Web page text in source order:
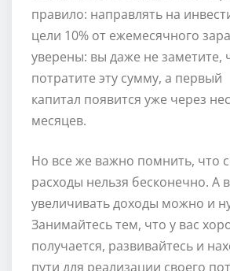
правило: направлять на
цели 10% от ежемесячного
уверены: вы даже не заметите,
потратите эту сумму, а первый
капитал появится уже через
месяцев.
Но все же важно помнить, что
расходы нельзя бесконечно. А
увеличивать доходы можно и
Занимайтесь тем, что у вас
получается, развивайтесь и
пути для реализации своего